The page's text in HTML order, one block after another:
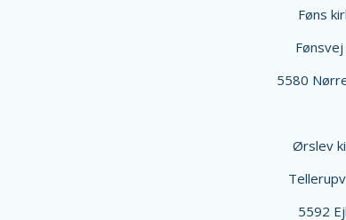
Føns
Fønsvej
5580
Ørslev
5592